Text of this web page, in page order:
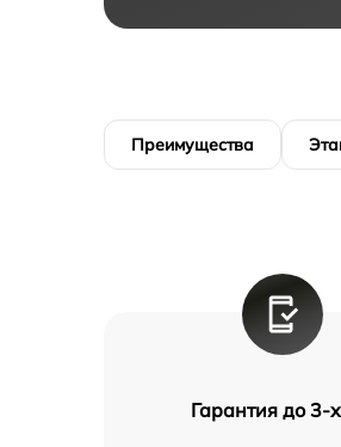
Преимущества
Гарантия до 3-